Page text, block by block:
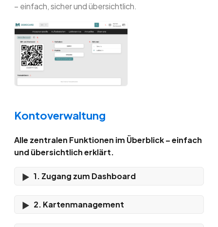
– einfach, sicher und übersichtlich.
Kontoverwaltung
Alle zentralen Funktionen im Überblick – einfach
und übersichtlich erklärt.
1. Zugang zum Dashboard
2. Kartenmanagement